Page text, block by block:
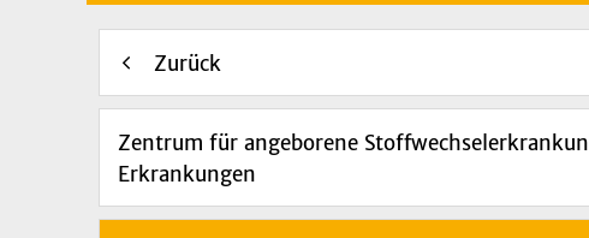
Zurück
Zentrum für angeborene
Erkrankungen